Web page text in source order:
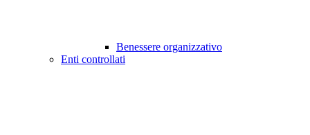
Benessere organizzativo
Enti controllati